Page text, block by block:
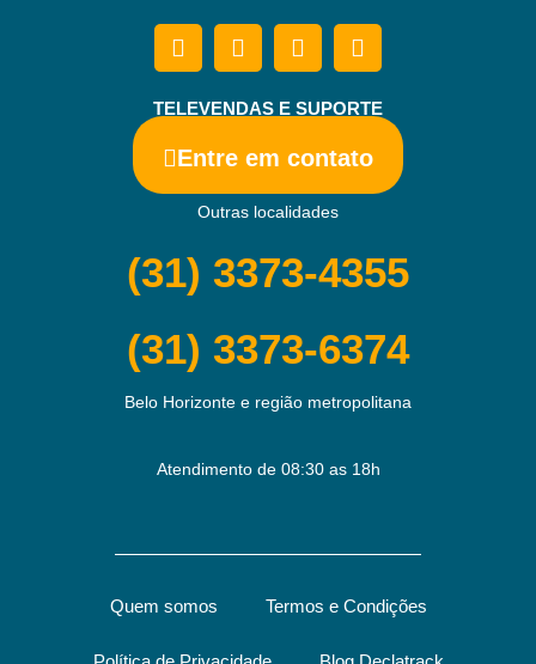
TELEVENDAS E SUPORTE
Entre em contato
Outras localidades
(31) 3373-4355
(31) 3373-6374
Belo Horizonte e região metropolitana
Atendimento de 08:30 as 18h
Quem somos Termos e Condições